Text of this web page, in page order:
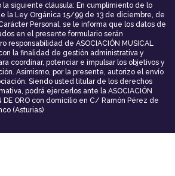
siguiente cláusula: En cumplimiento de lo
la Ley Orgánica 15/99 de 13 de diciembre, de
Personal, se le informa que los datos de
en el presente formulario serán
responsabilidad de ASOCIACIÓN MUSICAL
con la finalidad de gestión administrativa y
coordinar, potenciar e impulsar los objetivos y
Asimismo, por la presente, autorizo el envío
Siendo usted titular de los derechos
podrá ejercerlos ante la ASOCIACIÓN
DE ORO con domicilio en C/ Ramón Pérez de
(Asturias)